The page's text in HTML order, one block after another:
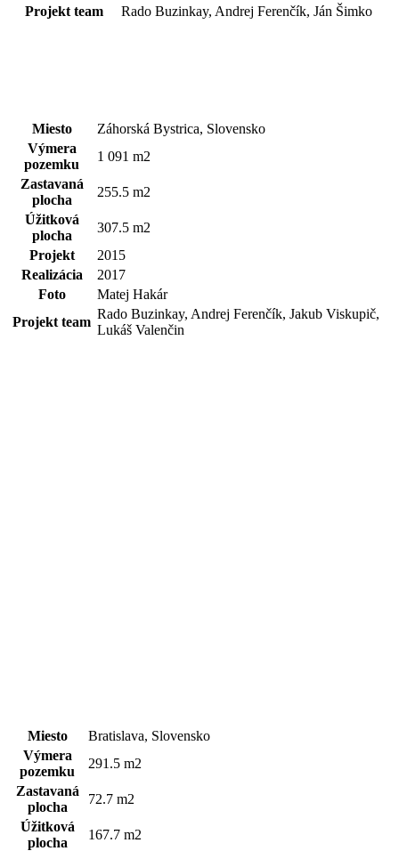
Projekt team
Rado Buzinkay, Andrej Ferenčík, Ján Šimko
Miesto
Záhorská Bystrica, Slovensko
Výmera
pozemku
1 091 m2
Zastavaná
plocha
255.5 m2
Úžitková
plocha
307.5 m2
Projekt
2015
Realizácia
2017
Foto
Matej Hakár
Projekt team
Rado Buzinkay, Andrej Ferenčík, Jakub Viskupič,
Lukáš Valenčin
Miesto
Bratislava, Slovensko
Výmera
pozemku
291.5 m2
Zastavaná
plocha
72.7 m2
Úžitková
plocha
167.7 m2